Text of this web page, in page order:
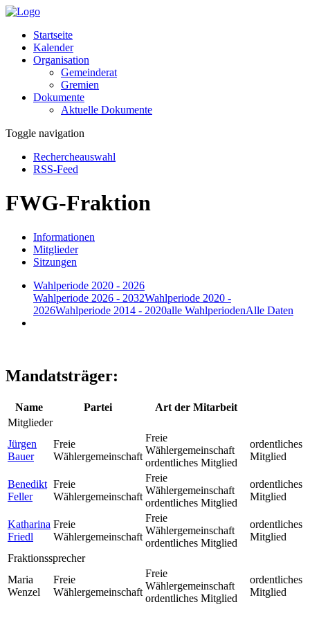
Startseite
Kalender
Organisation
Gemeinderat
Gremien
Dokumente
Aktuelle Dokumente
Toggle navigation
Rechercheauswahl
RSS-Feed
FWG-Fraktion
Informationen
Mitglieder
Sitzungen
Wahlperiode 2020 - 2026
Wahlperiode 2026 - 2032Wahlperiode 2020 -
2026Wahlperiode 2014 - 2020alle WahlperiodenAlle Daten
Mandatsträger:
Name Partei
Art der Mitarbeit
Mitglieder
Jürgen
Bauer
Freie
Wählergemeinschaft
Freie
Wählergemeinschaft
ordentliches Mitglied
ordentliches
Mitglied
Benedikt
Feller
Freie
Wählergemeinschaft
Freie
Wählergemeinschaft
ordentliches Mitglied
ordentliches
Mitglied
Katharina
Friedl
Freie
Wählergemeinschaft
Freie
Wählergemeinschaft
ordentliches Mitglied
ordentliches
Mitglied
Fraktionssprecher
Maria
Wenzel
Freie
Wählergemeinschaft
Freie
Wählergemeinschaft
ordentliches Mitglied
ordentliches
Mitglied